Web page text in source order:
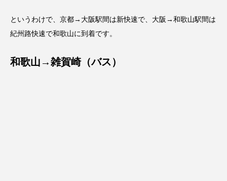
というわけで、京都→大阪駅間は新快速で、大阪→和歌山駅間は
紀州路快速で和歌山に到着です。
和歌山→雑賀崎（バス）